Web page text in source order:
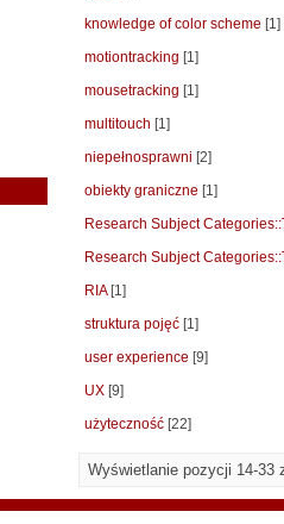
knowledge of color scheme [1]
motiontracking [1]
mousetracking [1]
multitouch [1]
niepełnosprawni [2]
obiekty graniczne [1]
Research Subject
Research Subject
RIA[1]
struktura pojęć [1]
user experience [9]
UX [9]
użyteczność [22]
Wyświetlanie pozycji 14-33